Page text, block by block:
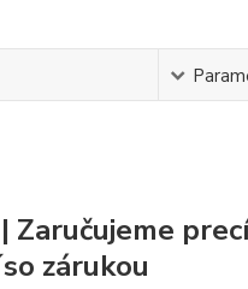
Zaručujeme
zárukou